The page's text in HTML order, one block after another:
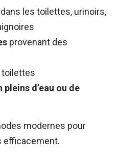
dans les toilettes, urinoirs,
provenant des
toilettes
d’eau ou de
modernes pour
efficacement.